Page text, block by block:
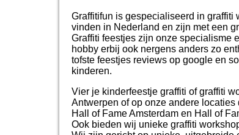
Graffitifun is gespecialiseerd in graffiti
vinden in Nederland en zijn met een
Graffiti feestjes zijn onze specialisme
hobby erbij ook nergens anders zo
tofste feestjes reviews op google en
kinderen.
Vier je kinderfeestje graffiti of graffiti
Antwerpen of op onze andere
Hall of Fame Amsterdam en Hall of
Ook bieden wij unieke graffiti